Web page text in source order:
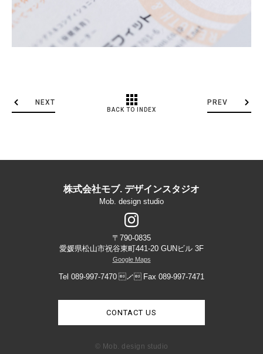
NEXT
BACK TO INDEX
PREV
株式会社モブ. デザインスタジオ
Mob. design studio
〒790-0835
愛媛県松山市祝谷東町441-20 GUNビル 3F
Google Maps
Tel 089-997-7470 ／ Fax 089-997-7471
CONTACT US
© Mob. design studio